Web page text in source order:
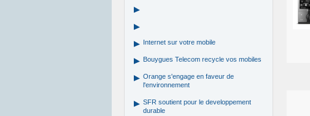
Internet sur votre mobile
Bouygues Telecom recycle vos mobiles
Orange s'engage en faveur de
l'environnement
SFR soutient pour le developpement
durable